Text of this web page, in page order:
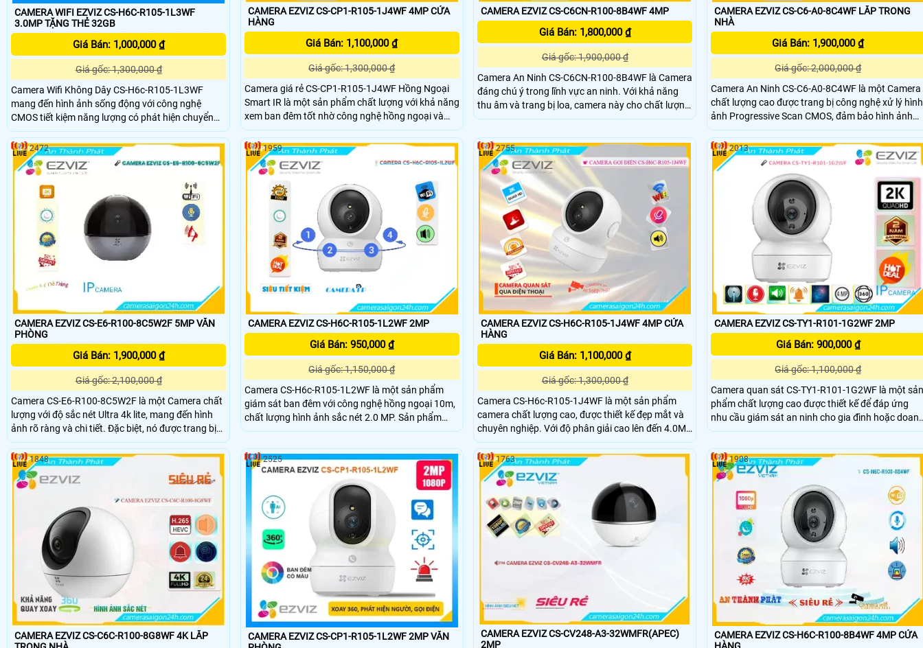
CAMERA WIFI EZVIZ CS-H6C-R105-1L3WF
3.0MP TẶNG THẺ 32GB
Giá Bán: 1,000,000 ₫
Giá gốc: 1,300,000 ₫
Camera Wifi Không Dây CS-H6c-R105-1L3WF
mang đến hình ảnh sống động với công nghệ
CMOS tiết kiệm năng lượng có phát hiện chuyển
động thông minh, hình dáng người, xem ban đêm
10m Hồng Ngoại lưu độc lập trên thẻ nhớ. Chip
hình ảnh 3.0 MP, tiết kiệm chi phí với chất lượng
cao, tải nhanh H.265/H
CAMERA EZVIZ CS-CP1-R105-1J4WF 4MP CỬA
HÀNG
Giá Bán: 1,100,000 ₫
Giá gốc: 1,300,000 ₫
Camera giá rẻ CS-CP1-R105-1J4WF Hồng Ngoại
Smart IR là một sản phẩm chất lượng với khả năng
xem ban đêm tốt nhờ công nghệ hồng ngoại và
khoảng cách lên đến 10m. Với khả năng lắp đặt
camera ở những vị trí không gian rộng nhờ khả
năng xoay 360 độ. Công nghệ hình ảnh IP Wifi
giúp xử lý hình ảnh sáng đẹp
CAMERA EZVIZ CS-C6CN-R100-8B4WF 4MP
Giá Bán: 1,800,000 ₫
Giá gốc: 1,900,000 ₫
Camera An Ninh CS-C6CN-R100-8B4WF là Camera
đáng chú ý trong lĩnh vực an ninh. Với khả năng
thu âm và trang bị loa, camera này cho chất lượng
âm thanh và hình ảnh xuất sắc. Hơn nữa, điểm
Smart IR, giúp quan sát trong nhà trong điều kiện
ánh sáng yếu
CAMERA EZVIZ CS-C6-A0-8C4WF LẮP TRONG
NHÀ
Giá Bán: 1,900,000 ₫
Giá gốc: 2,000,000 ₫
Camera An Ninh CS-C6-A0-8C4WF là một Camera
chất lượng cao được trang bị công nghệ xử lý hình
ảnh Progressive Scan CMOS, đảm bảo hình ảnh
sắc nét và rõ ràng. Đặc biệt, chất lượng hình ảnh
ban đêm cũng được nâng cao nhờ công nghệ
hồng ngoại 10m. Công nghệ nén H
CAMERA EZVIZ CS-E6-R100-8C5W2F 5MP VĂN
PHÒNG
Giá Bán: 1,900,000 ₫
Giá gốc: 2,100,000 ₫
Camera CS-E6-R100-8C5W2F là một Camera chất
lượng với độ sắc nét Ultra 4k lite, mang đến hình
ảnh rõ ràng và chi tiết. Đặc biệt, nó được trang bị
Hồng Ngoại Smart IR, cho phép xem ban đêm
thông minh mà không bị chói sáng. Thiết bị này
còn phù hợp sử dụng ngoài trời nhờ tích hợp công
nghệ IP Wifi
2472
CAMERA EZVIZ CS-H6C-R105-1L2WF 2MP
Giá Bán: 950,000 ₫
Giá gốc: 1,150,000 ₫
Camera CS-H6c-R105-1L2WF là một sản phẩm
giám sát ban đêm với công nghệ hồng ngoại 10m,
chất lượng hình ảnh sắc nét 2.0 MP. Sản phẩm
được trang bị công nghệ IP Wifi, cho phép cài đặt
thích hợp lắp đặt ở những vị trí không gian rộng và
có khả năng xoay 360 độ
1959
CAMERA EZVIZ CS-H6C-R105-1J4WF 4MP CỬA
HÀNG
Giá Bán: 1,100,000 ₫
Giá gốc: 1,300,000 ₫
Camera CS-H6c-R105-1J4WF là một sản phẩm
camera chất lượng cao, được thiết kế đẹp mắt và
chuyên nghiệp. Với độ phân giải cao lên đến 4.0MP
và công nghệ hình ảnh tiên tiến, nó cho phép ghi lại
hình ảnh rõ nét và chi tiết trong mọi điều kiện ánh
sáng
2755
CAMERA EZVIZ CS-TY1-R101-1G2WF 2MP
Giá Bán: 900,000 ₫
Giá gốc: 1,100,000 ₫
Camera quan sát CS-TY1-R101-1G2WF là một sản
phẩm chất lượng cao được thiết kế để đáp ứng
nhu cầu giám sát an ninh cho gia đình hoặc
nghiệp. Với độ phân giải cao và công nghệ hình
nét, rõ ràng ngay cả trong điều kiện ánh sáng yếu
2013
CAMERA EZVIZ CS-C6C-R100-8G8WF 4K LẮP
1848
CAMERA EZVIZ CS-CP1-R105-1L2WF 2MP VĂN
2525
CAMERA EZVIZ CS-CV248-A3-32WMFR(APEC)
2MP
1763
CAMERA EZVIZ CS-H6C-R100-8B4WF 4MP CỬA
1908